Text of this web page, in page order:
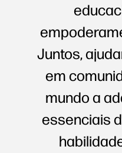
Juntos,
em
mundo a
essenciais